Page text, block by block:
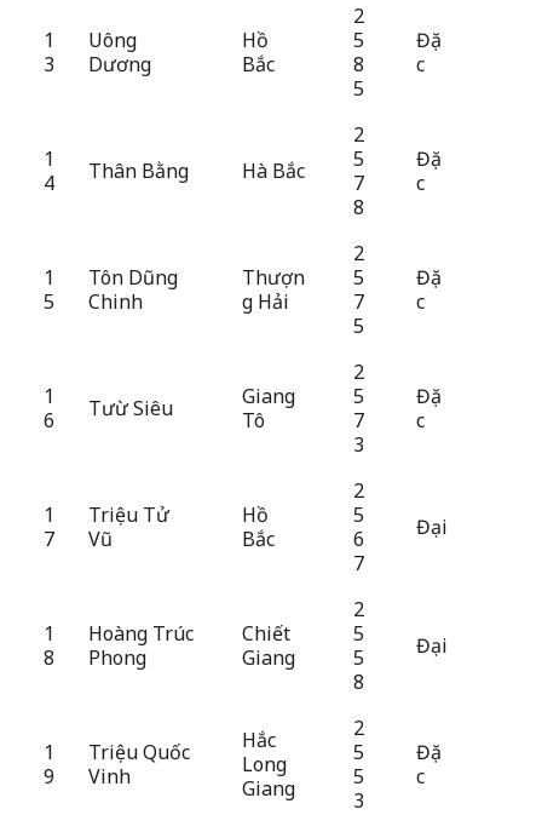
1
3
Uông
Dương
Hồ
Bắc
2
5
8
5
Đặ
c
1
4
Thân Bằng Hà Bắc
2
5
7
8
Đặ
c
1
5
Tôn Dũng
Chinh
Thượn
g Hải
2
5
7
5
Đặ
c
1
6
Tưừ Siêu
Giang
Tô
2
5
7
3
Đặ
c
1
7
Triệu Tử
Vũ
Hồ
Bắc
2
5
6
7
Đại
1
8
Hoàng Trúc
Phong
Chiết
Giang
2
5
5
8
Đại
1
9
Triệu Quốc
Vinh
Hắc
Long
Giang
2
5
5
3
Đặ
c